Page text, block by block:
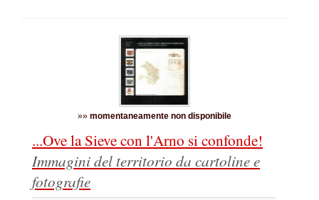
»» momentaneamente non disponibile
...Ove la Sieve con l'Arno si confonde!
Immagini del territorio da cartoline e
fotografie